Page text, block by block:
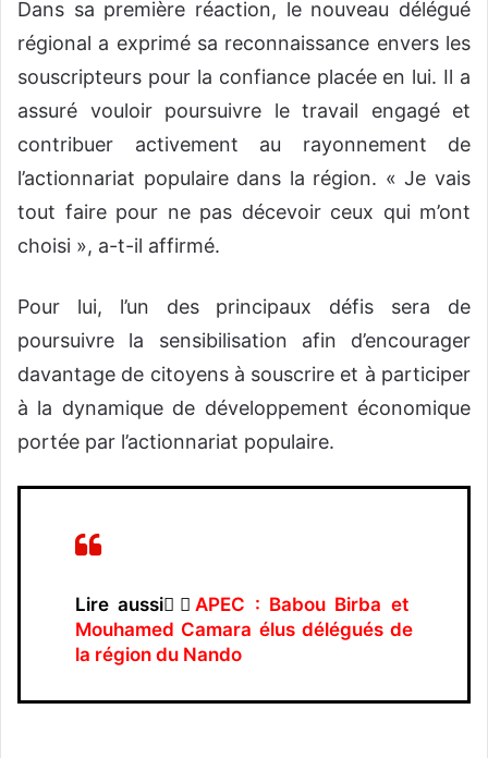
Dans sa première réaction, le nouveau délégué
régional a exprimé sa reconnaissance envers les
souscripteurs pour la confiance placée en lui. Il a
assuré vouloir poursuivre le travail engagé et
contribuer activement au rayonnement de
l’actionnariat populaire dans la région. « Je vais
tout faire pour ne pas décevoir ceux qui m’ont
choisi », a-t-il affirmé.
Pour lui, l’un des principaux défis sera de
poursuivre la sensibilisation afin d’encourager
davantage de citoyens à souscrire et à participer
à la dynamique de développement économique
portée par l’actionnariat populaire.
Lire aussi👉🏿APEC : Babou Birba et
Mouhamed Camara élus délégués de
la région du Nando